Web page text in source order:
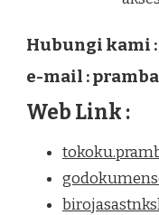
Hubungi kami :
e-mail :
Web Link :